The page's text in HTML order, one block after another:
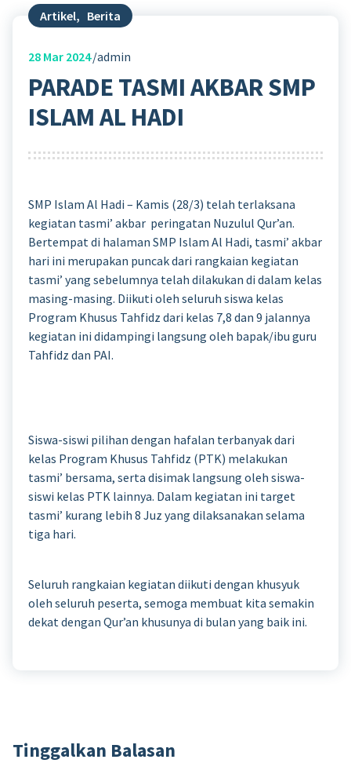
Artikel, Berita
28 Mar 2024 admin
PARADE TASMI AKBAR SMP
ISLAM AL HADI
SMP Islam Al Hadi – Kamis (28/3) telah terlaksana
kegiatan tasmi’ akbar peringatan Nuzulul Qur’an.
Bertempat di halaman SMP Islam Al Hadi, tasmi’ akbar
hari ini merupakan puncak dari rangkaian kegiatan
tasmi’ yang sebelumnya telah dilakukan di dalam kelas
masing-masing. Diikuti oleh seluruh siswa kelas
Program Khusus Tahfidz dari kelas 7,8 dan 9 jalannya
kegiatan ini didampingi langsung oleh bapak/ibu guru
Tahfidz dan PAI.
Siswa-siswi pilihan dengan hafalan terbanyak dari
kelas Program Khusus Tahfidz (PTK) melakukan
tasmi’ bersama, serta disimak langsung oleh siswa-
siswi kelas PTK lainnya. Dalam kegiatan ini target
tasmi’ kurang lebih 8 Juz yang dilaksanakan selama
tiga hari.
Seluruh rangkaian kegiatan diikuti dengan khusyuk
oleh seluruh peserta, semoga membuat kita semakin
dekat dengan Qur’an khusunya di bulan yang baik ini.
Tinggalkan Balasan